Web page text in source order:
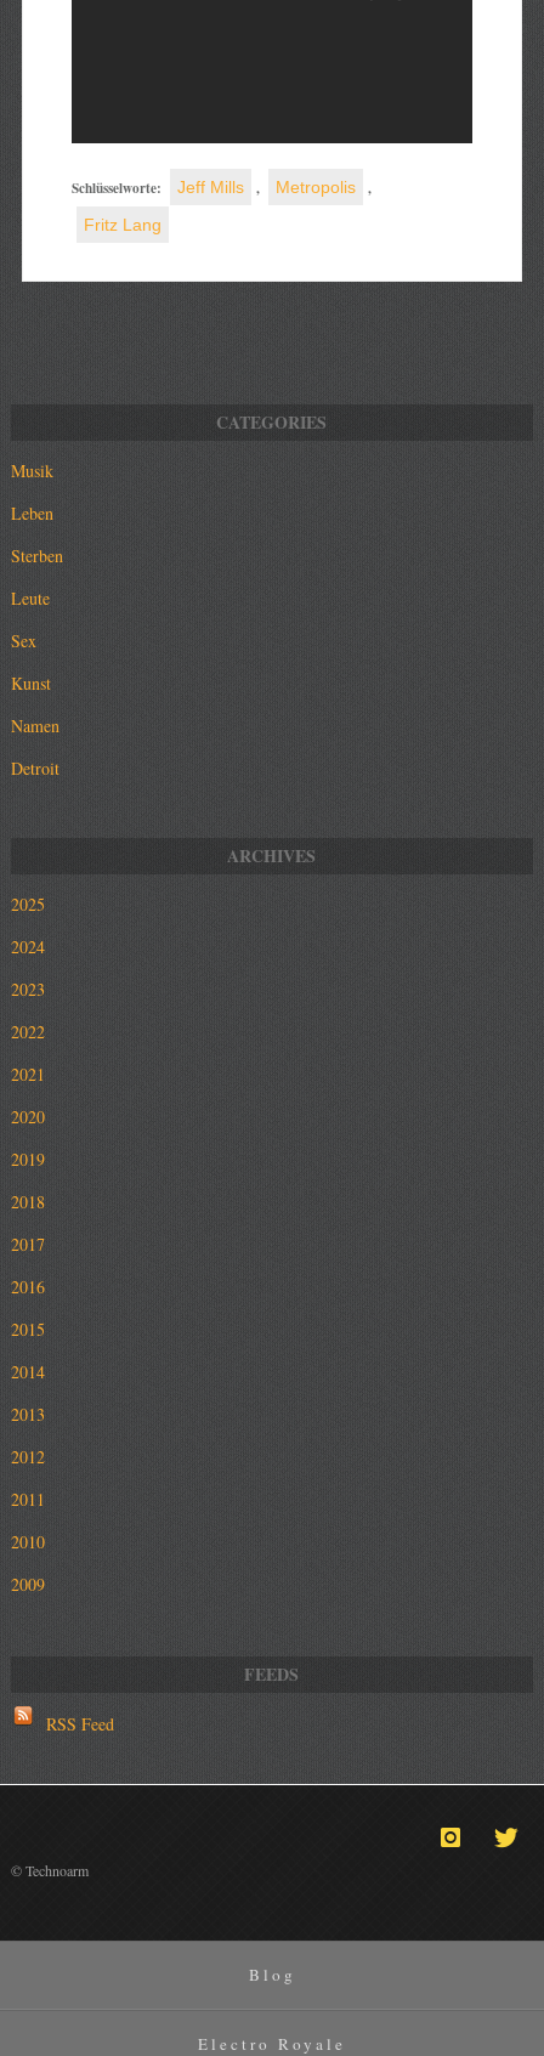
Schlüsselworte: Jeff Mills , Metropolis ,
Fritz Lang
Musik
Leben
Sterben
Leute
Sex
Kunst
Namen
Detroit
2025
2024
2023
2022
2021
2020
2019
2018
2017
2016
2015
2014
2013
2012
2011
2010
2009
RSS Feed
© Technoarm
Blog
Electro Royale